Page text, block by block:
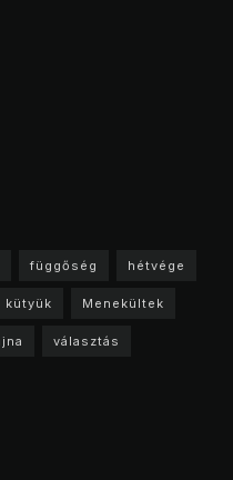
függőség hétvége
kütyük Menekültek
választás